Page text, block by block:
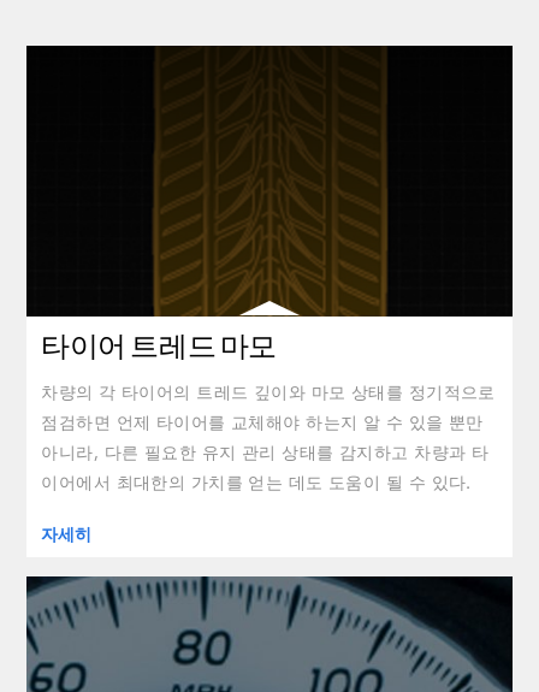
타이어 트레드 마모
차량의 각 타이어의 트레드 깊이와 마모 상태를 정기적으로
점검하면 언제 타이어를 교체해야 하는지 알 수 있을 뿐만
아니라, 다른 필요한 유지 관리 상태를 감지하고 차량과 타
이어에서 최대한의 가치를 얻는 데도 도움이 될 수 있다.
자세히